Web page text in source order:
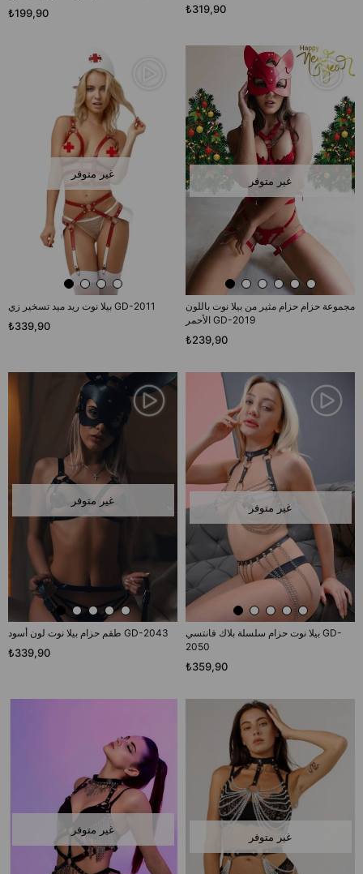
₺199,90 ₺319,90
غير متوفر
بيلا نوت ريد ميد تسخير زي GD-2011
₺339,90
غير متوفر
مجموعة حزام حزام مثير من بيلا نوت باللون
الأحمر GD-2019
₺239,90
غير متوفر
طقم حزام بيلا نوت لون أسود GD-2043
₺339,90
غير متوفر
بيلا نوت حزام سلسلة بلاك فانتسي GD-
2050
₺359,90
غير متوفر
غير متوفر